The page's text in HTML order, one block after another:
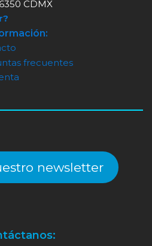
CDMX
frecuentes
newsletter